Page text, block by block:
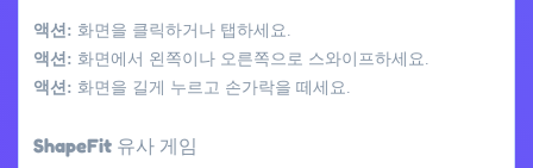
액션: 화면을 클릭하거나 탭하세요.
액션: 화면에서 왼쪽이나 오른쪽으로 스와이프하세요.
액션: 화면을 길게 누르고 손가락을 떼세요.
ShapeFit 유사 게임